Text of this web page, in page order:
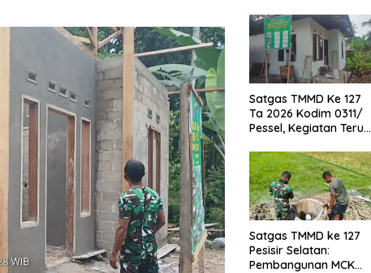
Damkar Pesisir
Selatan
Satgas TMMD Ke 127
Ta 2026 Kodim 0311/
Pessel, Kegiatan Terus
Satgas TMMD ke 127
Pesisir Selatan:
Pembangunan MCK